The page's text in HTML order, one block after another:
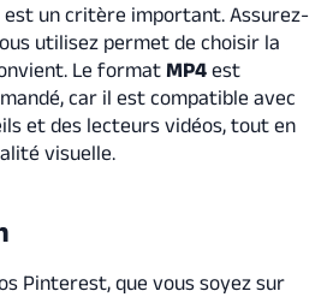
est un critère important. Assurez-
utilisez permet de choisir la
Le format MP4est
car il est compatible avec
et des lecteurs vidéos, tout en
visuelle.
Pinterest, que vous soyez sur